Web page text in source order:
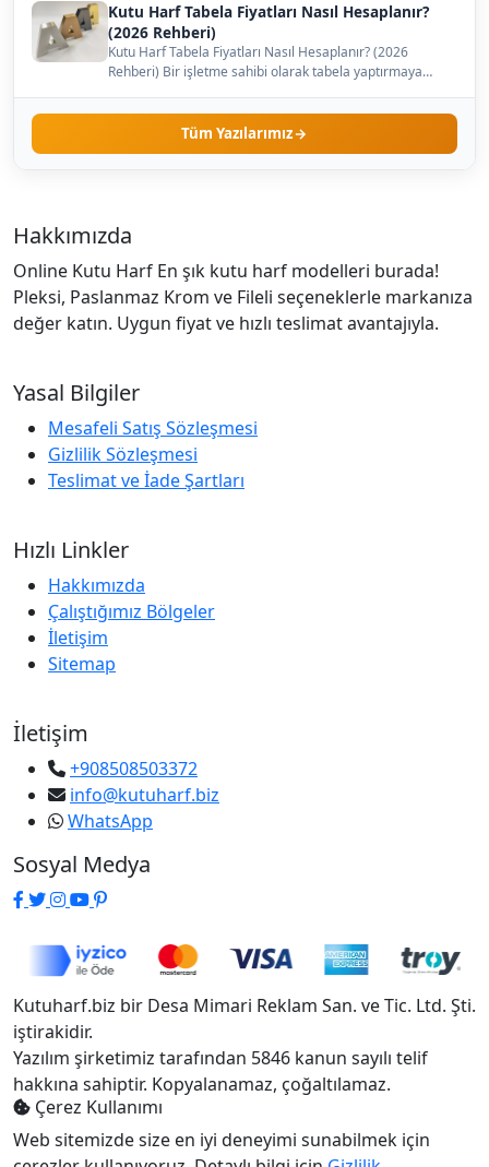
Kutu Harf Tabela Fiyatları Nasıl Hesaplanır?
(2026 Rehberi)
Kutu Harf Tabela Fiyatları Nasıl Hesaplanır? (2026
Rehberi) Bir işletme sahibi olarak tabela yaptırmaya
Tüm Yazılarımız
Hakkımızda
Online Kutu Harf En şık kutu harf modelleri burada!
Pleksi, Paslanmaz Krom ve Fileli seçeneklerle markanıza
değer katın. Uygun fiyat ve hızlı teslimat avantajıyla.
Yasal Bilgiler
Mesafeli Satış Sözleşmesi
Gizlilik Sözleşmesi
Teslimat ve İade Şartları
Hızlı Linkler
Hakkımızda
Çalıştığımız Bölgeler
İletişim
Sitemap
İletişim
+908508503372
info@kutuharf.biz
WhatsApp
Sosyal Medya
Kutuharf.biz bir Desa Mimari Reklam San. ve Tic. Ltd. Şti.
iştirakidir.
Yazılım şirketimiz tarafından 5846 kanun sayılı telif
hakkına sahiptir. Kopyalanamaz, çoğaltılamaz.
Çerez Kullanımı
Web sitemizde size en iyi deneyimi sunabilmek için